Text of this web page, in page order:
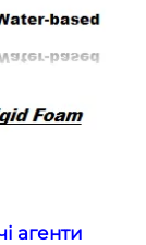
агенти